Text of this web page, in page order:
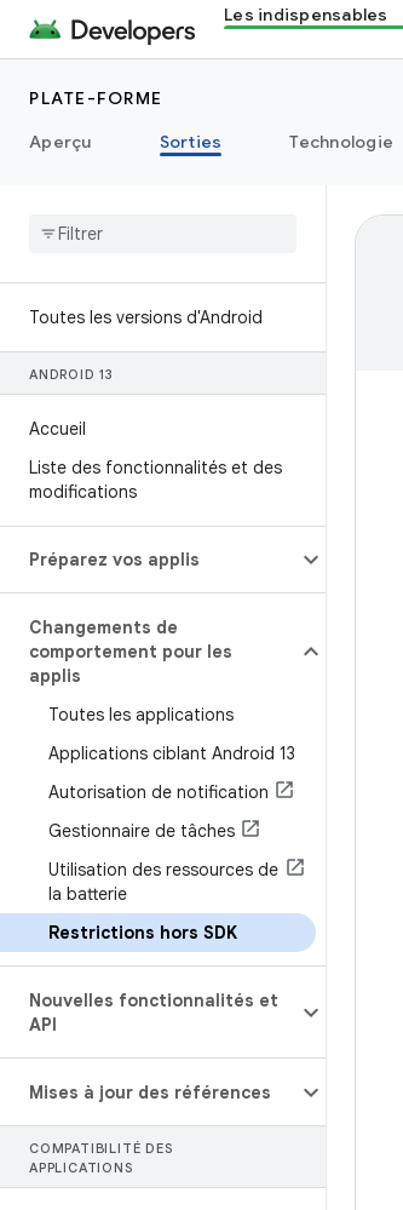
Les indispensables
PLATE-FORME
Aperçu
Sorties Technologie
Toutes les versions d'Android
ANDROID 13
Accueil
Liste des fonctionnalités et des
modifications
Préparez vos applis
Changements de
comportement pour les
applis
Toutes les applications
Applications ciblant Android 13
Autorisation de notification
Gestionnaire de tâches
Utilisation des ressources de
la batterie
Restrictions hors SDK
Nouvelles fonctionnalités et
API
Mises à jour des références
COMPATIBILITÉ DES
APPLICATIONS